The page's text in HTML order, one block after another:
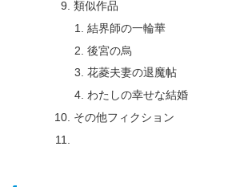
類似作品
結界師の一輪華
後宮の烏
花菱夫妻の退魔帖
わたしの幸せな結婚
その他フィクション